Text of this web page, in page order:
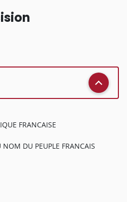
FRANCAISE
DU PEUPLE FRANCAIS